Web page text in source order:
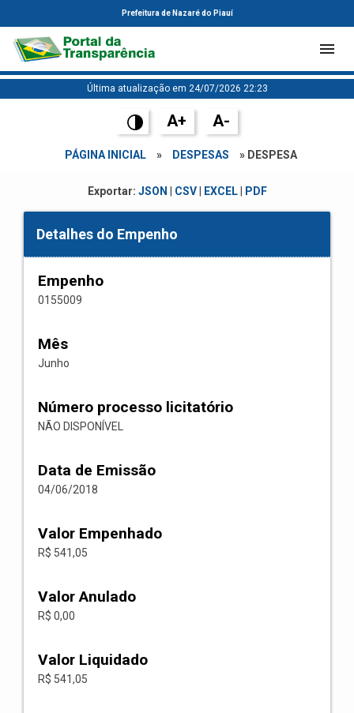
Prefeitura de Nazaré do Piauí
Última atualização em 24/07/2026 22:23
A+ A-
PÁGINA INICIAL » DESPESAS » DESPESA
Exportar: JSON CSV| EXCEL| PDF
Detalhes do Empenho
Empenho
0155009
Mês
Junho
Número processo licitatório
NÃO DISPONÍVEL
Data de Emissão
04/06/2018
Valor Empenhado
R$ 541,05
Valor Anulado
R$ 0,00
Valor Liquidado
R$ 541,05